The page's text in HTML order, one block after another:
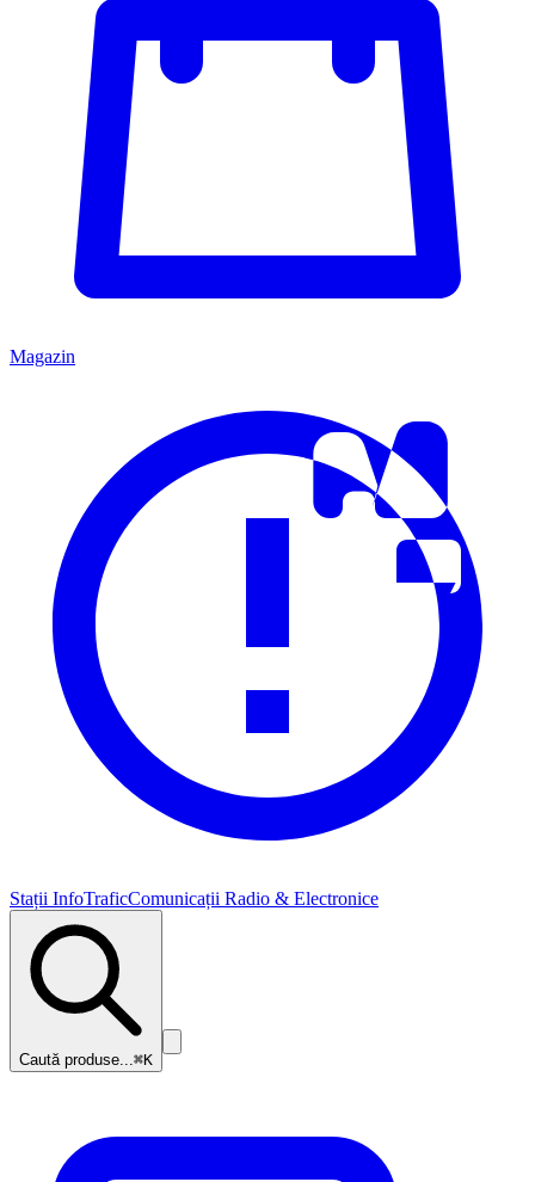
Magazin
Stații InfoTraficComunicații Radio & Electronice
Caută produse...⌘K